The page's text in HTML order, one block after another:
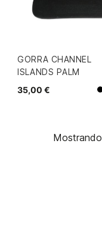
GORRA CHANNEL
ISLANDS PALM
35,00 €